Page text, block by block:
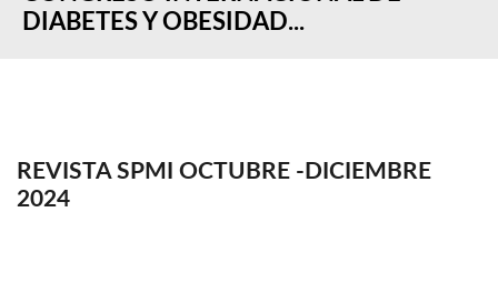
DIABETES Y OBESIDAD...
REVISTA SPMI OCTUBRE -DICIEMBRE
2024